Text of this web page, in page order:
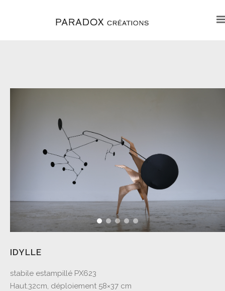
IDYLLE
stabile estampillé PX623
Haut.32cm, déploiement 58×37 cm